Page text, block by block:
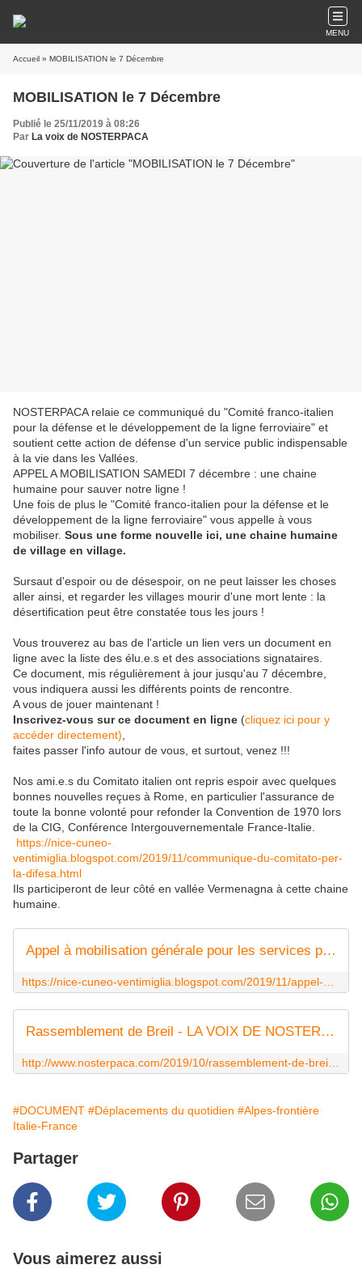
MENU
Accueil » MOBILISATION le 7 Décembre
MOBILISATION le 7 Décembre
Publié le 25/11/2019 à 08:26
Par La voix de NOSTERPACA
NOSTERPACA relaie ce communiqué du "Comité franco-italien
pour la défense et le développement de la ligne ferroviaire" et
soutient cette action de défense d'un service public indispensable
à la vie dans les Vallées.
APPEL A MOBILISATION SAMEDI 7 décembre : une chaine
humaine pour sauver notre ligne !
Une fois de plus le "Comité franco-italien pour la défense et le
développement de la ligne ferroviaire" vous appelle à vous
mobiliser. Sous une forme nouvelle ici, une chaine humaine
de village en village.
Sursaut d'espoir ou de désespoir, on ne peut laisser les choses
aller ainsi, et regarder les villages mourir d'une mort lente : la
désertification peut être constatée tous les jours !
Vous trouverez au bas de l'article un lien vers un document en
ligne avec la liste des élu.e.s et des associations signataires.
Ce document, mis régulièrement à jour jusqu'au 7 décembre,
vous indiquera aussi les différents points de rencontre.
A vous de jouer maintenant !
Inscrivez-vous sur ce document en ligne (cliquez ici pour y
accéder directement)
faites passer l'info autour de vous, et surtout, venez !!!
Nos ami.e.s du Comitato italien ont repris espoir avec quelques
bonnes nouvelles reçues à Rome, en particulier l'assurance de
toute la bonne volonté pour refonder la Convention de 1970 lors
de la CIG, Conférence Intergouvernementale France-Italie.
https://nice-cuneo-
ventimiglia.blogspot.com/2019/11/communique-du-comitato-per-
la-difesa.html
Ils participeront de leur côté en vallée Vermenagna à cette chaine
humaine.
Appel à mobilisation générale pour les services publics : CHAINE HUMAINE samedi 7 décembre 11 H
Rassemblement de Breil - LA VOIX DE NOSTERPACA
#DOCUMENT #Déplacements du quotidien #Alpes-frontière
Italie-France
Partager
Vous aimerez aussi